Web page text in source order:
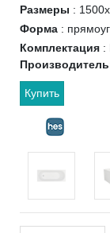
Размеры :
Форма :
Комплектация :
Производитель
Купить